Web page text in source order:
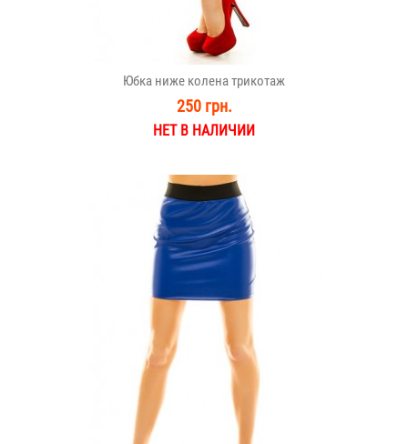
Юбка ниже колена трикотаж
250 грн.
НЕТ В НАЛИЧИИ